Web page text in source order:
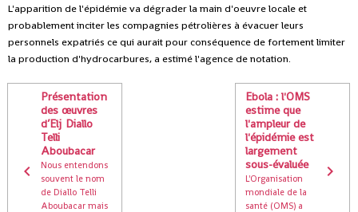
L'apparition de l'épidémie va dégrader la main d'oeuvre locale et
probablement inciter les compagnies pétrolières à évacuer leurs
personnels expatriés ce qui aurait pour conséquence de fortement limiter
la production d'hydrocarbures, a estimé l'agence de notation.
Présentation
des œuvres
d’Elj Diallo
Telli
Aboubacar
Nous entendons
souvent le nom
de Diallo Telli
Aboubacar mais
Ebola : l'OMS
estime que
l'ampleur de
l'épidémie est
largement
sous-évaluée
L'Organisation
mondiale de la
santé (OMS) a